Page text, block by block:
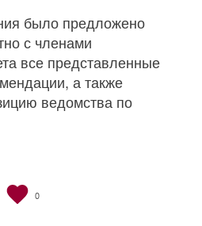
было предложено
с членами
все представленные
а также
ведомства по
0